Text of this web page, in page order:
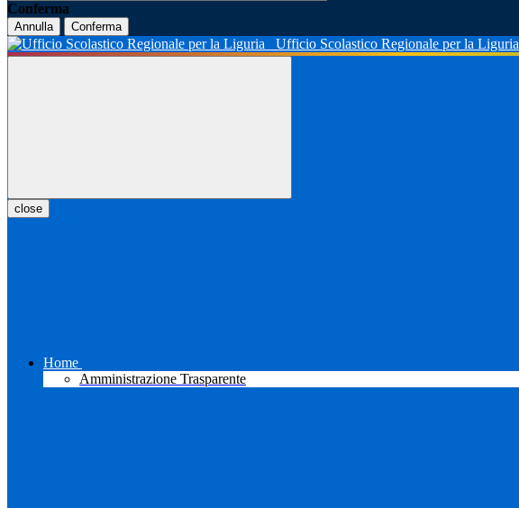
Conferma
Annulla Conferma
Ufficio Scolastico Regionale per la Liguria
close
Home
Amministrazione Trasparente